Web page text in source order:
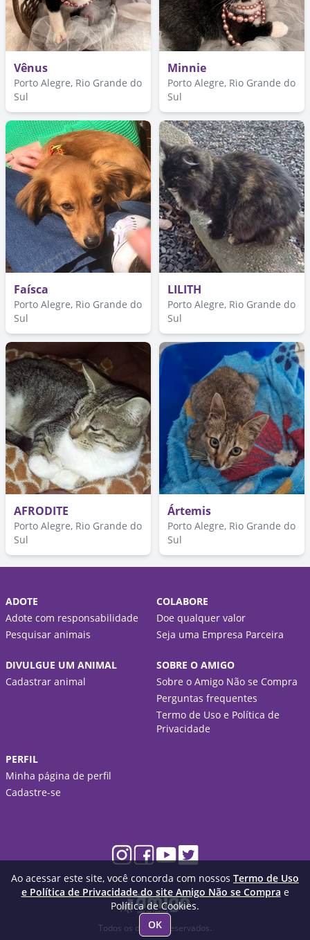
Vênus
Porto Alegre, Rio Grande do
Sul
Minnie
Porto Alegre, Rio Grande do
Sul
Faísca
Porto Alegre, Rio Grande do
Sul
LILITH
Porto Alegre, Rio Grande do
Sul
AFRODITE
Porto Alegre, Rio Grande do
Sul
Ártemis
Porto Alegre, Rio Grande do
Sul
Ao acessar este site, você concorda com nossos Termo de Uso
e Política de Privacidade do site Amigo Não se Compra e
Política de Cookies.
OK
ADOTE
Adote com responsabilidade
Pesquisar animais
COLABORE
Doe qualquer valor
Seja uma Empresa Parceira
DIVULGUE UM ANIMAL
Cadastrar animal
SOBRE O AMIGO
Sobre o Amigo Não se Compra
Perguntas frequentes
Termo de Uso e Política de
Privacidade
PERFIL
Minha página de perfil
Cadastre-se
Todos os direitos reservados.